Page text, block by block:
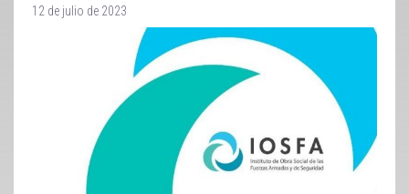
12 de julio de 2023